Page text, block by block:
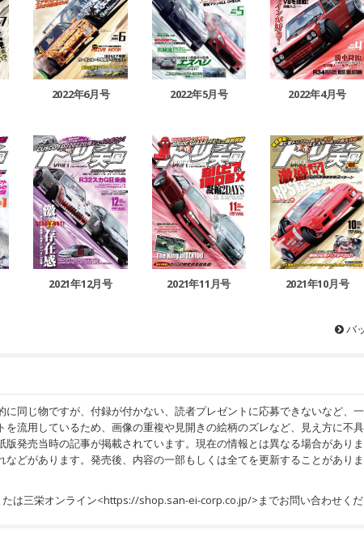
2022年6月号 2022年5月号 2022年4月号
2021年12月号 2021年11月号 2021年10月号
バ
に同じ物ですが、付録が付かない、読者プレゼントに応募できないなど、
流用しているため、画像の重複や見開きの絵柄のズレなど、見え方に不
発売当時の記事が掲載されています。現在の情報とは異なる場合があり
どがあります。発売後、内容の一部もしくは全てを更新することがあり
は三栄オンライン<https://shop.san-ei-corp.co.jp/>までお問い合わせくだ